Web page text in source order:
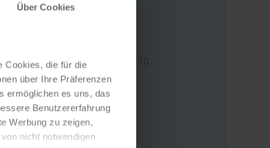
Über Cookies
Cookies, die für die
über Ihre Präferenzen
ermöglichen es uns, das
Benutzererfahrung
Werbung zu zeigen,
nicht notwendigen
Dr.-Schober-Straße 10
4320 Perg
Österreich
write an e-mail
to website